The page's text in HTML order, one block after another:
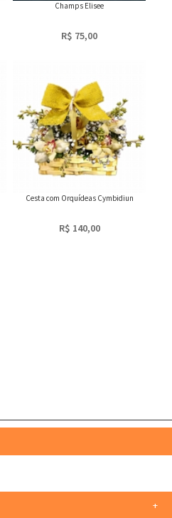
Champs Elisee
R$ 75,00
Cesta com Orquídeas Cymbidiun
R$ 140,00
+